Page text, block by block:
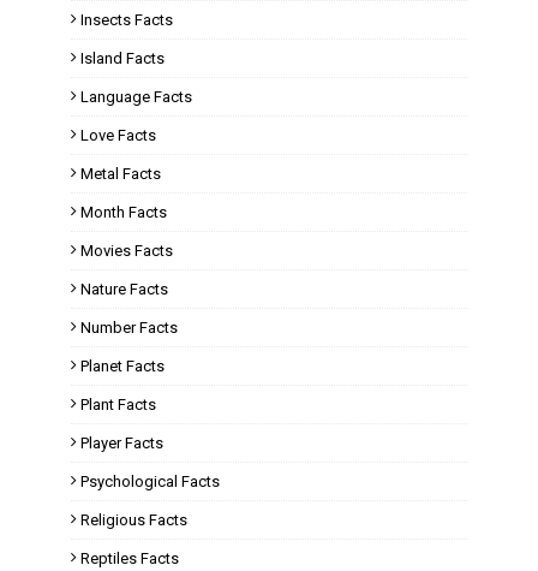
Insects Facts
Island Facts
Language Facts
Love Facts
Metal Facts
Month Facts
Movies Facts
Nature Facts
Number Facts
Planet Facts
Plant Facts
Player Facts
Psychological Facts
Religious Facts
Reptiles Facts